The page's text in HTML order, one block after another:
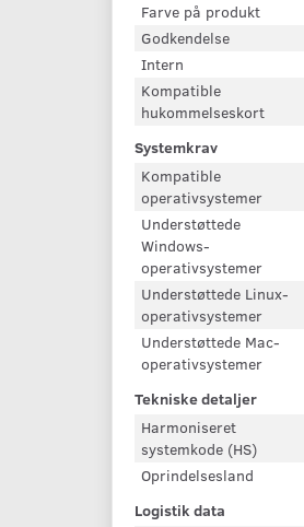
Farve på produkt
Godkendelse
Intern
Kompatible
hukommelseskort
Systemkrav
Kompatible
operativsystemer
Understøttede
Windows-
operativsystemer
Understøttede Linux-
operativsystemer
Understøttede Mac-
operativsystemer
Tekniske detaljer
Harmoniseret
systemkode (HS)
Oprindelsesland
Logistik data